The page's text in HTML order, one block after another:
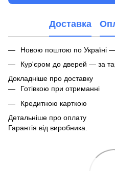
Доставка
Новою поштою по Україні
Кур'єром до дверей — за
Докладніше про доставку
Готівкою при отриманні
Кредитною карткою
Детальніше про оплату
Гарантія від виробника.